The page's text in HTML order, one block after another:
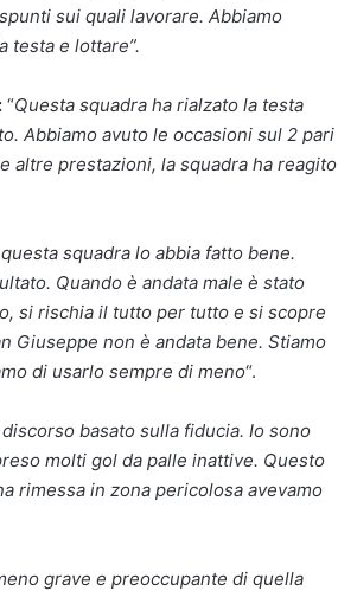
sui quali lavorare. Abbiamo
testa e lottare”.
“Questa squadra ha rialzato la testa
Abbiamo avuto le occasioni sul 2 pari
altre prestazioni, la squadra ha reagito
squadra lo abbia fatto bene.
Quando è andata male è stato
si rischia il tutto per tutto e si scopre
Giuseppe non è andata bene. Stiamo
di usarlo sempre di meno“.
basato sulla fiducia. Io sono
molti gol da palle inattive. Questo
rimessa in zona pericolosa avevamo
grave e preoccupante di quella